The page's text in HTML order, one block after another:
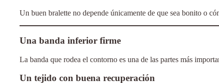
Un buen bralette no depende únicamente de que sea bonito o
Una banda inferior firme
La banda que rodea el contorno es una de las partes más
Un tejido con buena recuperación